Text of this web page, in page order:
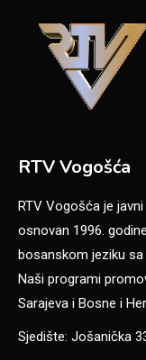
RTV Vogošća
RTV Vogošća je
osnovan 1996.
bosanskom jeziku sa
Naši programi
Sarajeva i Bosne i
Sjedište: Jošanička